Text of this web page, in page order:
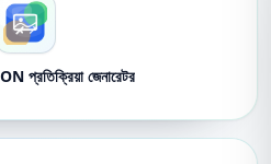
প্রতিক্রিয়া জেনারেটর